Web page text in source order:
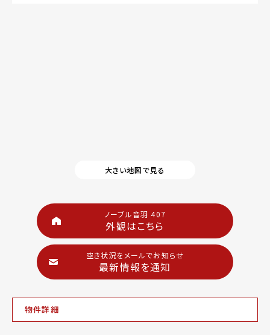
大きい地図で見る
ノーブル音羽 407
外観はこちら
空き状況をメールでお知らせ
最新情報を通知
物件詳細